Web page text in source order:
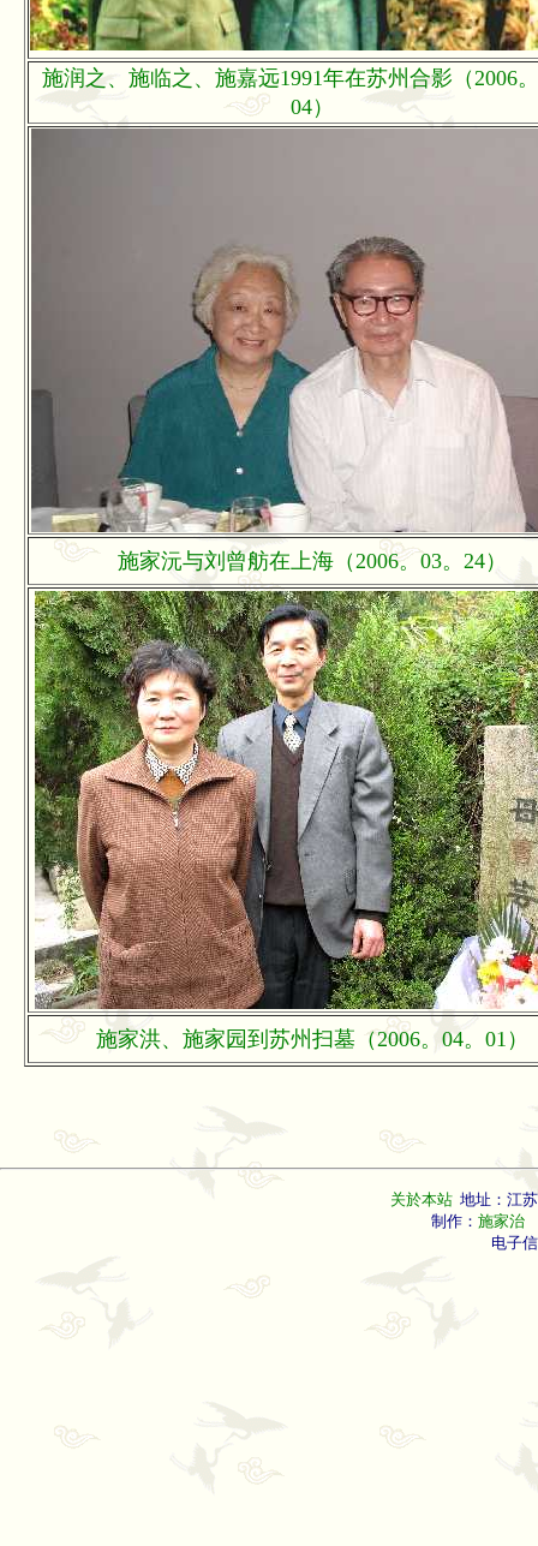
施润之、施临之、施嘉远1991年在苏州合影（2006
04）
施家沅与刘曾舫在上海（2006。03。24）
施家洪、施家园到苏州扫墓（2006。04。01）
关於本站 地址：江
制作：施家治
电子